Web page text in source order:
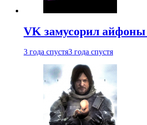
VK замусорил
3 года спустя3 года спустя